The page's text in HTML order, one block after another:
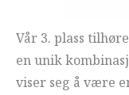
Vår 3. plass
en unik
viser seg å være